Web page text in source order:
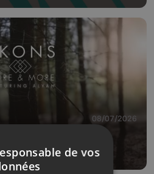
08/07/2026
pour le titre
de vos